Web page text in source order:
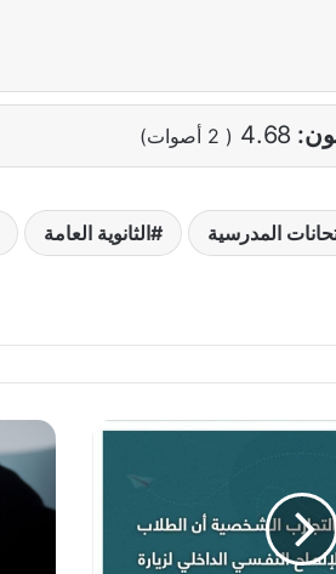
4.68
(
2 أصوات)
المدرسية الثانوية العامة
المطالعة
وقت
الامتحانات
-